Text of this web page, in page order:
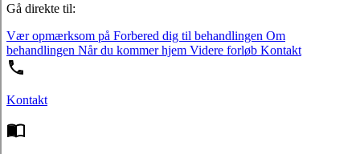
Gå direkte til:
Vær opmærksom på Forbered dig til behandlingen Om
behandlingen Når du kommer hjem Videre forløb Kontakt
Kontakt